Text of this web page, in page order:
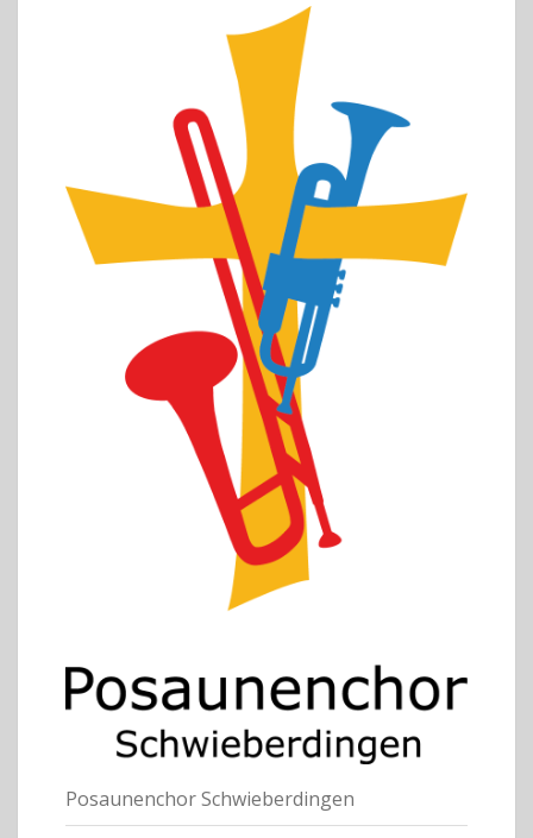
Posaunenchor Schwieberdingen